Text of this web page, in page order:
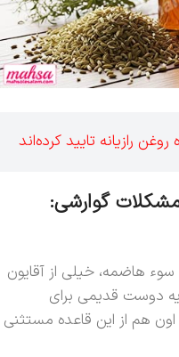
گوارشی:
هاضمه، خیلی از آقایون
یه دوست قدیمی برای
هم از این قاعده مستثنی